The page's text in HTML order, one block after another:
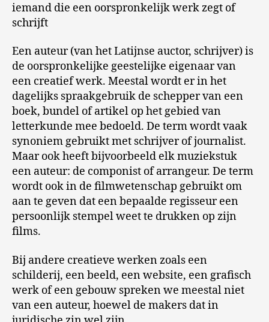
iemand die een oorspronkelijk werk zegt of
schrijft
Een auteur (van het Latijnse auctor, schrijver) is
de oorspronkelijke geestelijke eigenaar van
een creatief werk. Meestal wordt er in het
dagelijks spraakgebruik de schepper van een
boek, bundel of artikel op het gebied van
letterkunde mee bedoeld. De term wordt vaak
synoniem gebruikt met schrijver of journalist.
Maar ook heeft bijvoorbeeld elk muziekstuk
een auteur: de componist of arrangeur. De term
wordt ook in de filmwetenschap gebruikt om
aan te geven dat een bepaalde regisseur een
persoonlijk stempel weet te drukken op zijn
films.
Bij andere creatieve werken zoals een
schilderij, een beeld, een website, een grafisch
werk of een gebouw spreken we meestal niet
van een auteur, hoewel de makers dat in